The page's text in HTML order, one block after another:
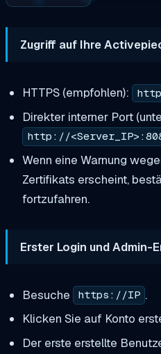
Zugriff auf Ihre
HTTPS (empfohlen):
Direkter interner Port
http://
Wenn eine Warnung
Zertifikats erscheint,
fortzufahren.
Erster Login und Admin-
Besuche https://IP .
Klicken Sie auf Konto
Der erste erstellte